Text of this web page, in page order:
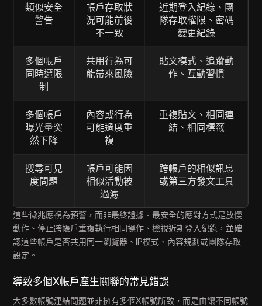
類似安全
警告
帳戶存取狀
況可能前後
不一致
近期登入紀錄、團
隊存取權限、密碼
變更紀錄
多個帳戶
同時遭限
制
共用行為可
能帶來風險
貼文模式、追蹤動
作、互動習慣
多個帳戶
曝光量突
然下降
內容或行為
可能過度重
複
重複貼文、相同連
結、相同標籤
搜尋可見
度問題
帳戶可能因
相似活動被
過濾
跨帳戶的相似訊息
或第三方發文工具
這些徵兆應視為預警，而非最終證據。最安全的應對方式是放慢
動作、停止跨帳戶重複執行相同操作、檢視近期登入紀錄，並確
認這些帳戶是否共用同一瀏覽器、IP模式、內容規劃或團隊存取
設定。
導致多個X帳戶產生關聯的常見錯誤
大多數帳號連結問題並非擁有多個X帳號所致，而是由讓不同帳號